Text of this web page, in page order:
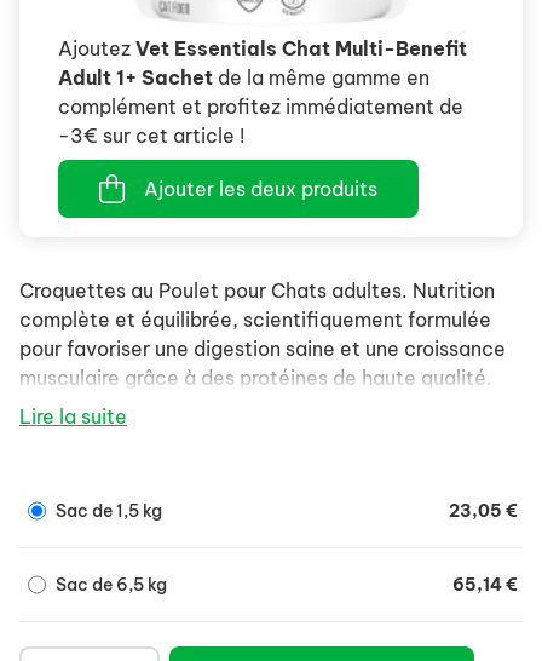
Ajoutez Vet Essentials Chat Multi-Benefit
Adult 1+ Sachet de la même gamme en
complément et profitez immédiatement de
-3€ sur cet article !
Ajouter les deux produits
Croquettes au Poulet pour Chats adultes. Nutrition
complète et équilibrée, scientifiquement formulée
pour favoriser une digestion saine et une croissance
musculaire grâce à des protéines de haute qualité.
Lire la suite
Sac de 1,5 kg 23,05 €
Sac de 6,5 kg 65,14 €